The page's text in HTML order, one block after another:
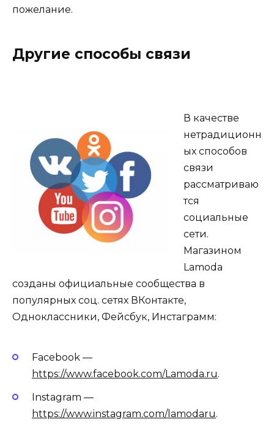
пожелание.
Другие способы связи
В качестве
нетрадиционн
ых способов
связи
рассматриваю
тся
социальные
сети.
Магазином
Lamoda
созданы официальные сообщества в
популярных соц. сетях ВКонтакте,
Одноклассники, Фейсбук, Инстаграмм:
Facebook —
https://www.facebook.com/Lamoda.ru.
Instagram —
https://www.instagram.com/lamodaru.